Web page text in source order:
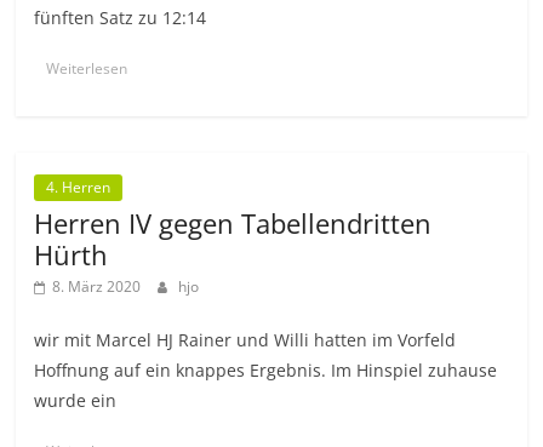
fünften Satz zu 12:14
Weiterlesen
4. Herren
Herren IV gegen Tabellendritten
Hürth
8. März 2020 hjo
wir mit Marcel HJ Rainer und Willi hatten im Vorfeld
Hoffnung auf ein knappes Ergebnis. Im Hinspiel zuhause
wurde ein